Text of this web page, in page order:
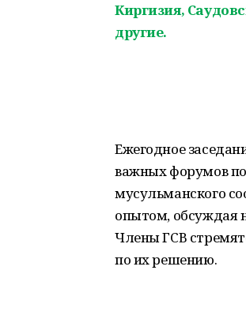
Киргизия,
другие.
Ежегодное
важных форумов
мусульманского
опытом, обсуждая
Члены ГСВ
по их решению.